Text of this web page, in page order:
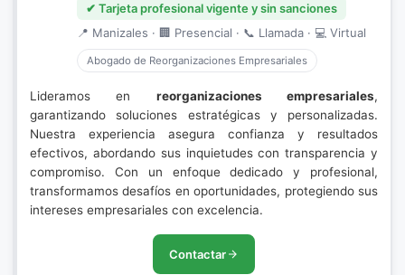
✔ Tarjeta profesional vigente y sin sanciones
📍 Manizales · 🏢 Presencial · 📞 Llamada · 💻 Virtual
Abogado de Reorganizaciones Empresariales
Lideramos en reorganizaciones empresariales,
garantizando soluciones estratégicas y personalizadas.
Nuestra experiencia asegura confianza y resultados
efectivos, abordando sus inquietudes con transparencia y
compromiso. Con un enfoque dedicado y profesional,
transformamos desafíos en oportunidades, protegiendo sus
intereses empresariales con excelencia.
Contactar